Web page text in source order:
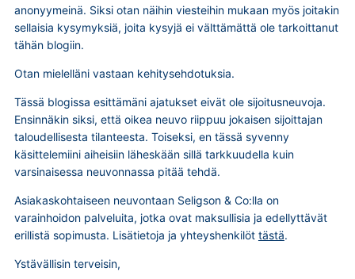
anonyymeinä. Siksi otan näihin viesteihin mukaan myös joitakin
sellaisia kysymyksiä, joita kysyjä ei välttämättä ole tarkoittanut
tähän blogiin.
Otan mielelläni vastaan kehitysehdotuksia.
Tässä blogissa esittämäni ajatukset eivät ole sijoitusneuvoja.
Ensinnäkin siksi, että oikea neuvo riippuu jokaisen sijoittajan
taloudellisesta tilanteesta. Toiseksi, en tässä syvenny
käsittelemiini aiheisiin läheskään sillä tarkkuudella kuin
varsinaisessa neuvonnassa pitää tehdä.
Asiakaskohtaiseen neuvontaan Seligson & Co:lla on
varainhoidon palveluita, jotka ovat maksullisia ja edellyttävät
erillistä sopimusta. Lisätietoja ja yhteyshenkilöt tästä.
Ystävällisin terveisin,